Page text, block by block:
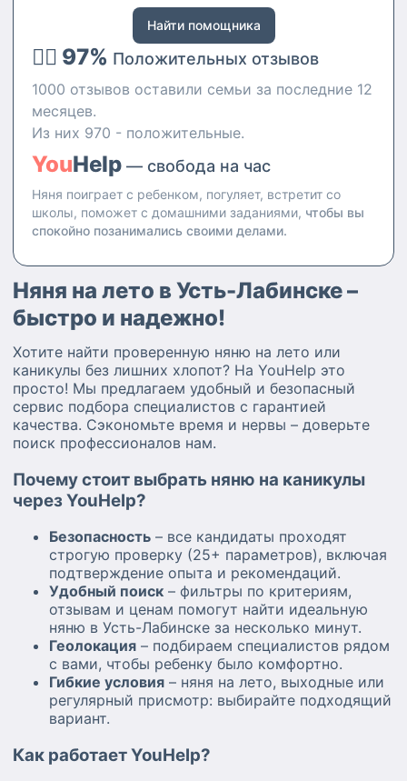
Найти помощника
👍🏻 97% Положительных отзывов
1000 отзывов оставили семьи за последние 12
месяцев.
Из них 970 - положительные.
YouHelp — свобода на час
Няня поиграет с ребенком, погуляет, встретит со
школы, поможет с домашними заданиями, чтобы вы
спокойно позанимались своими делами.
Няня на лето в Усть-Лабинске –
быстро и надежно!
Хотите найти проверенную няню на лето или
каникулы без лишних хлопот? На YouHelp это
просто! Мы предлагаем удобный и безопасный
сервис подбора специалистов с гарантией
качества. Сэкономьте время и нервы – доверьте
поиск профессионалов нам.
Почему стоит выбрать няню на каникулы
через YouHelp?
Безопасность – все кандидаты проходят
строгую проверку (25+ параметров), включая
подтверждение опыта и рекомендаций.
Удобный поиск – фильтры по критериям,
отзывам и ценам помогут найти идеальную
няню в Усть-Лабинске за несколько минут.
Геолокация – подбираем специалистов рядом
с вами, чтобы ребенку было комфортно.
Гибкие условия – няня на лето, выходные или
регулярный присмотр: выбирайте подходящий
вариант.
Как работает YouHelp?